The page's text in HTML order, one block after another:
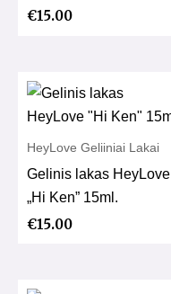
€15.00
HeyLove Geliiniai Lakai
Gelinis lakas HeyLove
„Hi Ken” 15ml.
€15.00